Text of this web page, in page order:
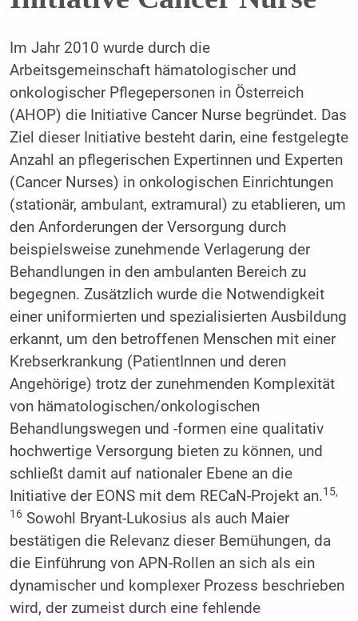
Im Jahr 2010 wurde durch die
Arbeitsgemeinschaft hämatologischer und
onkologischer Pflegepersonen in Österreich
(AHOP) die Initiative Cancer Nurse begründet. Das
Ziel dieser Initiative besteht darin, eine festgelegte
Anzahl an pflegerischen Expertinnen und Experten
(Cancer Nurses) in onkologischen Einrichtungen
(stationär, ambulant, extramural) zu etablieren, um
den Anforderungen der Versorgung durch
beispielsweise zunehmende Verlagerung der
Behandlungen in den ambulanten Bereich zu
begegnen. Zusätzlich wurde die Notwendigkeit
einer uniformierten und spezialisierten Ausbildung
erkannt, um den betroffenen Menschen mit einer
Krebserkrankung (PatientInnen und deren
Angehörige) trotz der zunehmenden Komplexität
von hämatologischen/onkologischen
Behandlungswegen und -formen eine qualitativ
hochwertige Versorgung bieten zu können, und
schließt damit auf nationaler Ebene an die
Initiative der EONS mit dem RECaN-Projekt an.15,
16Sowohl Bryant-Lukosius als auch Maier
bestätigen die Relevanz dieser Bemühungen, da
die Einführung von APN-Rollen an sich als ein
dynamischer und komplexer Prozess beschrieben
wird, der zumeist durch eine fehlende